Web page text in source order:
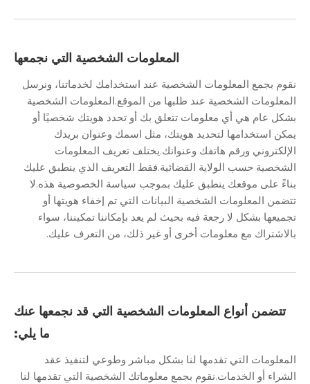
المعلومات الشخصية التي نجمعها
نقوم بجمع المعلومات الشخصية عند استخدامك لخدماتنا، ونرسل
المعلومات الشخصية عند طلبها من الموقع.المعلومات الشخصية
بشكل عام هي أي معلومات تتعلق بك أو تحدد هويتك شخصيًا أو
يمكن استخدامها لتحديد هويتك، مثل اسمك وعنوان بريدك
الإلكتروني ورقم هاتفك وعنوانك.يختلف تعريف المعلومات
الشخصية حسب الولاية القضائية.فقط التعريف الذي ينطبق عليك
بناءً على موقعك ينطبق عليك بموجب سياسة الخصوصية هذه.لا
تتضمن المعلومات الشخصية البيانات التي تم إخفاء هويتها أو
تجميعها بشكل لا رجعة فيه بحيث لم يعد بإمكاننا تمكيننا، سواء
بالاشتراك مع معلومات أخرى أو غير ذلك، من التعرف عليك.
تتضمن أنواع المعلومات الشخصية التي قد نجمعها عنك
ما يلي:
المعلومات التي تقدمها لنا بشكل مباشر وطوعي لتنفيذ عقد
الشراء أو الخدمات.نقوم بجمع معلوماتك الشخصية التي تقدمها لنا